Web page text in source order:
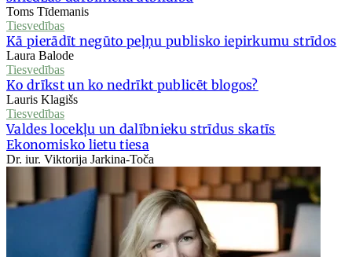
Toms Tīdemanis
Tiesvedības
Kā pierādīt negūto peļņu publisko iepirkumu strīdos
Laura Balode
Tiesvedības
Ko drīkst un ko nedrīkt publicēt blogos?
Lauris Klagišs
Tiesvedības
Valdes locekļu un dalībnieku strīdus skatīs
Ekonomisko lietu tiesa
Dr. iur. Viktorija Jarkina-Toča